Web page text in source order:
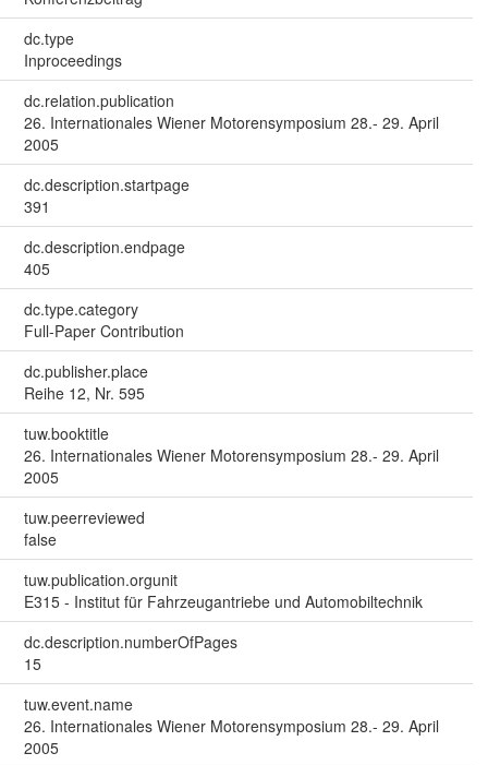
dc.type
Inproceedings
dc.relation.publication
26. Internationales Wiener Motorensymposium 28.- 29. April
2005
dc.description.startpage
391
dc.description.endpage
405
dc.type.category
Full-Paper Contribution
dc.publisher.place
Reihe 12, Nr. 595
tuw.booktitle
26. Internationales Wiener Motorensymposium 28.- 29. April
2005
tuw.peerreviewed
false
tuw.publication.orgunit
E315 - Institut für Fahrzeugantriebe und Automobiltechnik
dc.description.numberOfPages
15
tuw.event.name
26. Internationales Wiener Motorensymposium 28.- 29. April
2005